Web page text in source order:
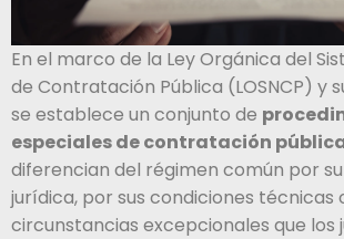
En el marco de la Ley Orgánica del
de Contratación Pública (LOSNCP) y
se establece un conjunto de
especiales de contratación
diferencian del régimen común por
jurídica, por sus condiciones técnicas
circunstancias excepcionales que los